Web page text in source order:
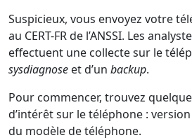
Suspicieux, vous envoyez votre
au CERT-FR de l’ANSSI. Les
effectuent une collecte sur le
sysdiagnose et d’un backup.
Pour commencer, trouvez
d’intérêt sur le téléphone :
du modèle de téléphone.